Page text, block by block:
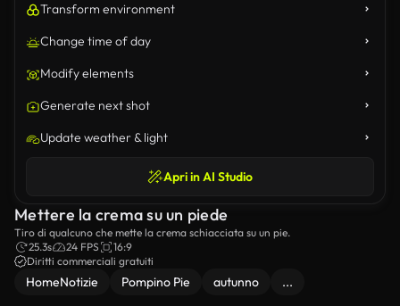
Transform environment
Change time of day
Modify elements
Generate next shot
Update weather & light
Apri in AI Studio
Mettere la crema su un piede
Tiro di qualcuno che mette la crema schiacciata su un pie.
25.3s
24 FPS
16:9
Diritti commerciali gratuiti
HomeNotizie Pompino Pie autunno ...